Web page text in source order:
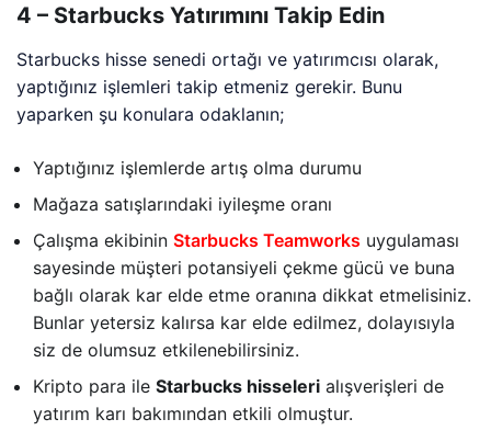
4 – Starbucks Yatırımını Takip Edin
Starbucks hisse senedi ortağı ve yatırımcısı olarak,
yaptığınız işlemleri takip etmeniz gerekir. Bunu
yaparken şu konulara odaklanın;
Yaptığınız işlemlerde artış olma durumu
Mağaza satışlarındaki iyileşme oranı
Çalışma ekibinin Starbucks Teamworks uygulaması
sayesinde müşteri potansiyeli çekme gücü ve buna
bağlı olarak kar elde etme oranına dikkat etmelisiniz.
Bunlar yetersiz kalırsa kar elde edilmez, dolayısıyla
siz de olumsuz etkilenebilirsiniz.
Kripto para ileStarbucks hisseleri alışverişleri de
yatırım karı bakımından etkili olmuştur.